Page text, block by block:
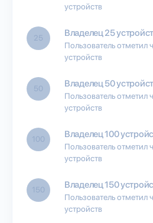
устройств
25 Владелец 25
Пользователь отметил
устройств
50 Владелец 50
Пользователь отметил
устройств
100 Владелец 100
Пользователь отметил
устройств
150 Владелец 150
Пользователь отметил
устройств